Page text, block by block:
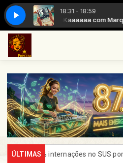
18:31 - 18:59
MúsiKaaaaaa com
A Voz do Brasil
ÚLTIMAS
internações no SUS por fibrose